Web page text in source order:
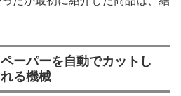
ーパーを自動でカットし
る機械